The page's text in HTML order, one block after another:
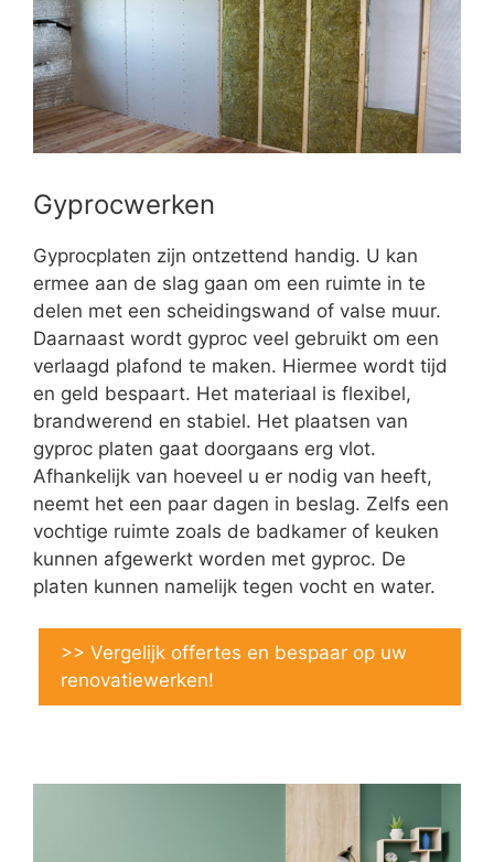
Gyprocwerken
Gyprocplaten zijn ontzettend handig. U kan
ermee aan de slag gaan om een ruimte in te
delen met een scheidingswand of valse muur.
Daarnaast wordt gyproc veel gebruikt om een
verlaagd plafond te maken. Hiermee wordt tijd
en geld bespaart. Het materiaal is flexibel,
brandwerend en stabiel. Het plaatsen van
gyproc platen gaat doorgaans erg vlot.
Afhankelijk van hoeveel u er nodig van heeft,
neemt het een paar dagen in beslag. Zelfs een
vochtige ruimte zoals de badkamer of keuken
kunnen afgewerkt worden met gyproc. De
platen kunnen namelijk tegen vocht en water.
>> Vergelijk offertes en bespaar op uw
renovatiewerken!